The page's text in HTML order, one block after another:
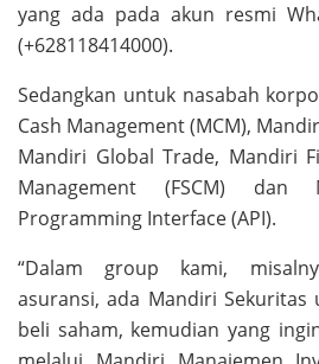
yang ada pada akun resmi
(+628118414000).
Sedangkan untuk nasabah
Cash Management (MCM),
Mandiri Global Trade, Mandiri
Management (FSCM) dan
Programming Interface (API).
“Dalam group kami,
asuransi, ada Mandiri
beli saham, kemudian yang